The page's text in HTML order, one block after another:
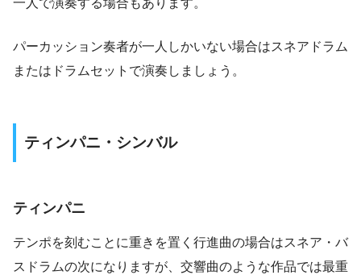
一人で演奏する場合もあります。
パーカッション奏者が一人しかいない場合はスネアドラム
またはドラムセットで演奏しましょう。
ティンパニ・シンバル
ティンパニ
テンポを刻むことに重きを置く行進曲の場合はスネア・バ
スドラムの次になりますが、交響曲のような作品では最重